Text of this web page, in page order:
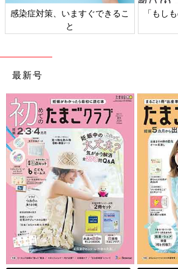
感染症対策、いますぐできるこ
と
「もし
最新号